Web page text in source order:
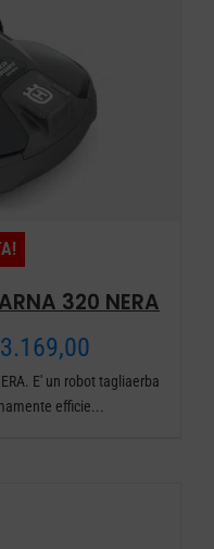
320 NERA
3.169,00
di
E' un robot tagliaerba
efficie...